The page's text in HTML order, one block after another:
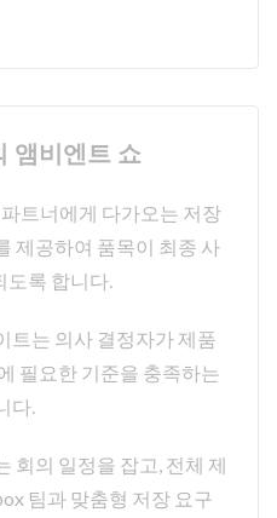
앰비엔트 쇼
트너에게 다가오는 저장
제공하여 품목이 최종 사
도록 합니다.
트는 의사 결정자가 제품
필요한 기준을 충족하는
다.
회의 일정을 잡고, 전체 제
팀과 맞춤형 저장 요구